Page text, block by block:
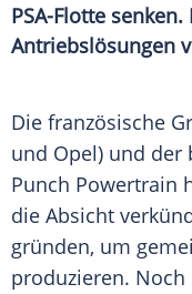
PSA-Flotte
Antriebslösungen
Die französische
und Opel) und der
Punch Powertrain
die Absicht
gründen, um
produzieren.